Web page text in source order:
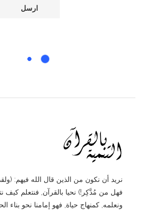
نريد أن نكون من الذين قال الله فيهم:
فهل من مُدَّكِر!) نحيا بالقرآن, فنتعلم كيف
ونعلمه, كمنهاج حياة, فهو إمامنا نحو بناء